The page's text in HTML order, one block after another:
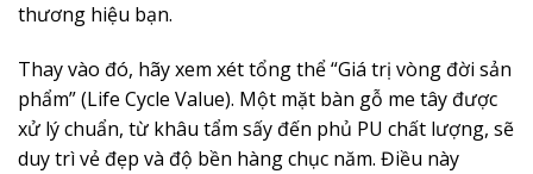
thương hiệu bạn.
Thay vào đó, hãy xem xét tổng thể “Giá trị vòng đời sản
phẩm” (Life Cycle Value). Một mặt bàn gỗ me tây được
xử lý chuẩn, từ khâu tẩm sấy đến phủ PU chất lượng, sẽ
duy trì vẻ đẹp và độ bền hàng chục năm. Điều này